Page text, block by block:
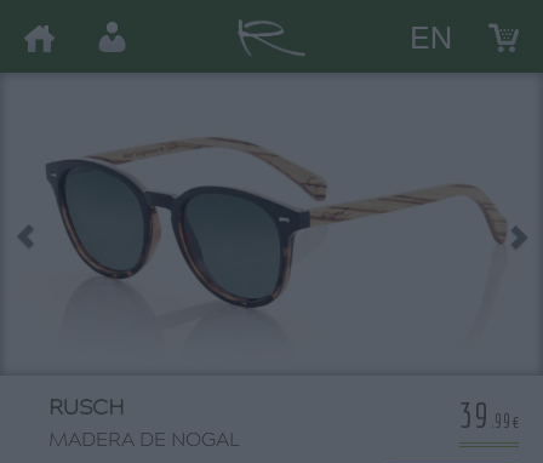
EN
RUSCH
MADERA DE NOGAL
39 .99€